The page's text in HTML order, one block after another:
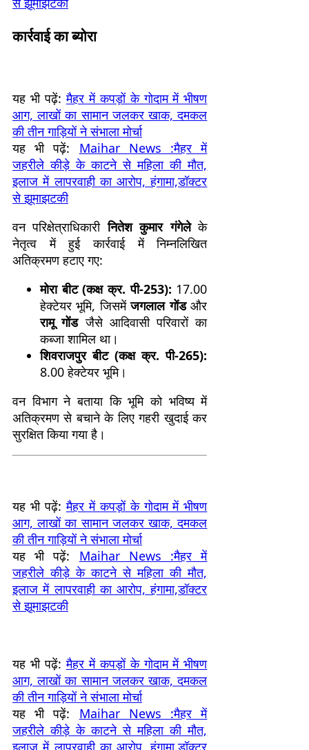
कार्रवाई का ब्योरा
यह भी पढ़ें: मैहर में कपड़ों के गोदाम में भीषण
आग, लाखों का सामान जलकर खाक, दमकल
की तीन गाड़ियों ने संभाला मोर्चा
यह भी पढ़ें:
Maihar News :मैहर में
जहरीले कीड़े के काटने से महिला की मौत,
इलाज में लापरवाही का आरोप, हंगामा,डॉक्टर
से झूमाझटकी
वन परिक्षेत्राधिकारीनितेश कुमार गंगेलेके
नेतृत्व में हुई कार्रवाई में निम्नलिखित
अतिक्रमण हटाए गए:
मोरा बीट (कक्ष क्र. पी-253): 17.00
हेक्टेयर भूमि, जिसमेंजगलाल गोंडऔर
रामू गोंडजैसे आदिवासी परिवारों का
कब्जा शामिल था।
शिवराजपुर बीट (कक्ष क्र. पी-265):
8.00 हेक्टेयर भूमि।
वन विभाग ने बताया कि भूमि को भविष्य में
अतिक्रमण से बचाने के लिए गहरी खुदाई कर
सुरक्षित किया गया है।
यह भी पढ़ें: मैहर में कपड़ों के गोदाम में भीषण
आग, लाखों का सामान जलकर खाक, दमकल
की तीन गाड़ियों ने संभाला मोर्चा
यह भी पढ़ें:
Maihar News :मैहर में
जहरीले कीड़े के काटने से महिला की मौत,
इलाज में लापरवाही का आरोप, हंगामा,डॉक्टर
से झूमाझटकी
यह भी पढ़ें: मैहर में कपड़ों के गोदाम में भीषण
आग, लाखों का सामान जलकर खाक, दमकल
की तीन गाड़ियों ने संभाला मोर्चा
यह भी पढ़ें:
Maihar News :मैहर में
जहरीले कीड़े के काटने से महिला की मौत,
इलाज में लापरवाही का आरोप, हंगामा,डॉक्टर